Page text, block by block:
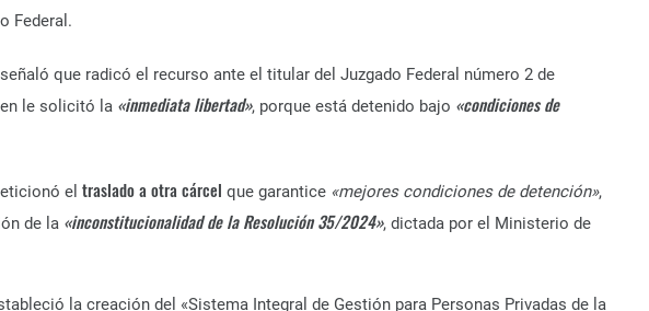
Federal.
señaló que radicó el recurso ante el titular del Juzgado Federal número 2 de
le solicitó la «inmediata libertad», porque está detenido bajo «condiciones de
el traslado a otra cárcel que garantice «mejores condiciones de detención»,
de la «inconstitucionalidad de la Resolución 35/2024», dictada por el Ministerio de
la creación del «Sistema Integral de Gestión para Personas Privadas de la